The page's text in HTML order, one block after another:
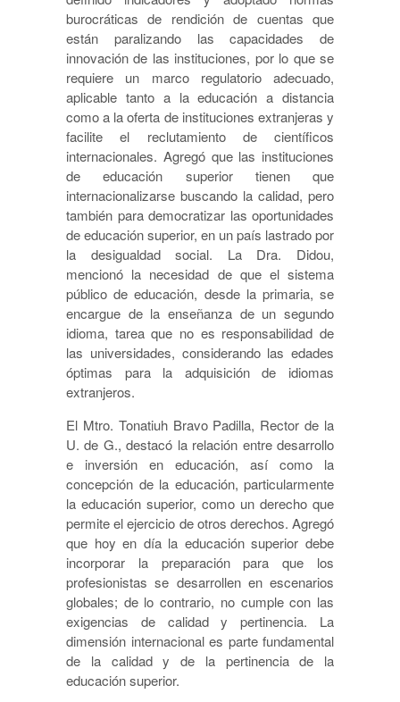
burocráticas de rendición de cuentas que
están paralizando las capacidades de
innovación de las instituciones, por lo que se
requiere un marco regulatorio adecuado,
aplicable tanto a la educación a distancia
como a la oferta de instituciones extranjeras y
facilite el reclutamiento de científicos
internacionales. Agregó que las instituciones
de educación superior tienen que
internacionalizarse buscando la calidad, pero
también para democratizar las oportunidades
de educación superior, en un país lastrado por
la desigualdad social. La Dra. Didou,
mencionó la necesidad de que el sistema
público de educación, desde la primaria, se
encargue de la enseñanza de un segundo
idioma, tarea que no es responsabilidad de
las universidades, considerando las edades
óptimas para la adquisición de idiomas
extranjeros.
El Mtro. Tonatiuh Bravo Padilla, Rector de la
U. de G., destacó la relación entre desarrollo
e inversión en educación, así como la
concepción de la educación, particularmente
la educación superior, como un derecho que
permite el ejercicio de otros derechos. Agregó
que hoy en día la educación superior debe
incorporar la preparación para que los
profesionistas se desarrollen en escenarios
globales; de lo contrario, no cumple con las
exigencias de calidad y pertinencia. La
dimensión internacional es parte fundamental
de la calidad y de la pertinencia de la
educación superior.